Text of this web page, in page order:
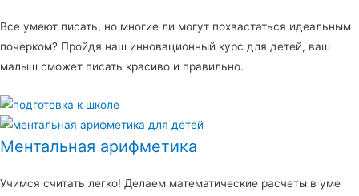
Все умеют писать, но многие ли могут похвастаться идеальным
почерком? Пройдя наш инновационный курс для детей, ваш
малыш сможет писать красиво и правильно.
Ментальная арифметика
Учимся считать легко! Делаем математические расчеты в уме